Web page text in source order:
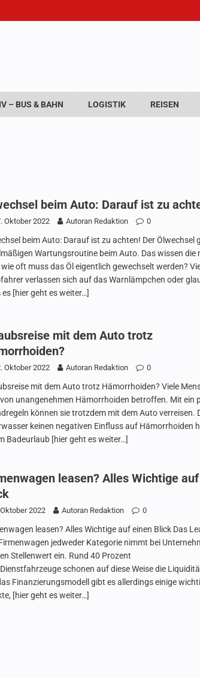
– BUS & BAHN LOGISTIK REISEN
beim Auto: Darauf ist zu
Oktober 2022 Autoran Redaktion 0
beim Auto: Darauf ist zu achten! Der Ölwechsel
Wartungsroutine beim Auto. Das wissen die
oft muss das Öl eigentlich gewechselt werden?
verlassen sich auf das Warnlämpchen oder
es [hier geht es weiter…]
mit dem Auto trotz
Oktober 2022 Autoran Redaktion 0
mit dem Auto trotz Hämorrhoiden? Viele
unangenehmen Hämorrhoiden betroffen. Mit ein
können sie trotzdem mit dem Auto verreisen.
keinen negativen Einfluss auf Hämorrhoiden
Badeurlaub [hier geht es weiter…]
leasen? Alles Wichtige
2022 Autoran Redaktion 0
leasen? Alles Wichtige auf einen Blick Das
jedweder Kategorie nimmt bei
Stellenwert ein. Rund 40 Prozent
schonen auf diese Weise die
Finanzierungsmodell gibt es allerdings einige
[hier geht es weiter…]